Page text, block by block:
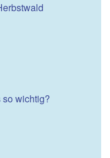
so wichtig?